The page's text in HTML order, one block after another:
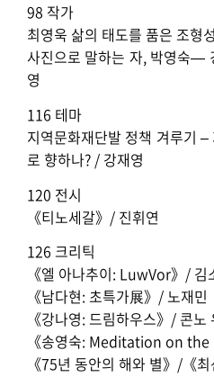
98 작가
최영욱 삶의 태도를 품은 조형
사진으로 말하는 자, 박영숙—
영
116 테마
지역문화재단발 정책 겨루기
로 향하나? / 강재영
120 전시
《티노세갈》/ 진휘연
126 크리틱
《엘 아나추이: LuwVor》/ 김
《남다현: 초특가展》/ 노재민
《강나영: 드림하우스》/ 콘노
《송영숙: Meditation on the
《75년 동안의 해와 별》/《